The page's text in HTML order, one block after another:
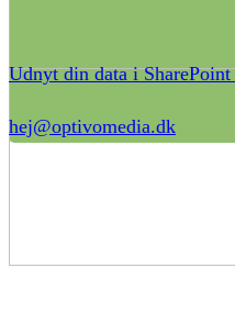
Udnyt din data i
hej@optivomedia.dk